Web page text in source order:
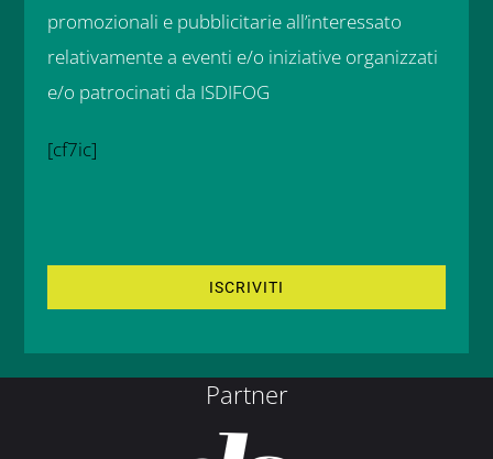
promozionali e pubblicitarie all’interessato
relativamente a eventi e/o iniziative organizzati
e/o patrocinati da ISDIFOG
[cf7ic]
Partner